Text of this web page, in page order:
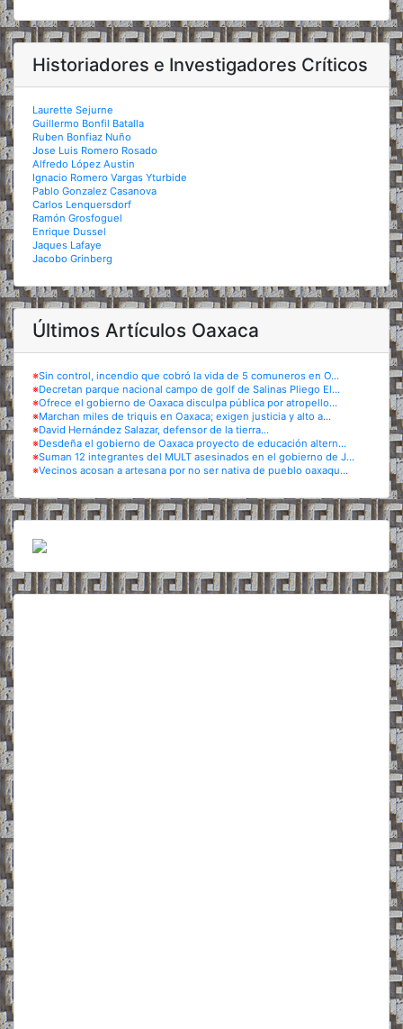
Historiadores e Investigadores Críticos
Laurette Sejurne
Guillermo Bonfil Batalla
Ruben Bonfiaz Nuño
Jose Luis Romero Rosado
Alfredo López Austin
Ignacio Romero Vargas Yturbide
Pablo Gonzalez Casanova
Carlos Lenquersdorf
Ramón Grosfoguel
Enrique Dussel
Jaques Lafaye
Jacobo Grinberg
Últimos Artículos Oaxaca
※Sin control, incendio que cobró la vida de 5 comuneros en O...
※Decretan parque nacional campo de golf de Salinas Pliego El...
※Ofrece el gobierno de Oaxaca disculpa pública por atropello...
※Marchan miles de triquis en Oaxaca; exigen justicia y alto a...
※David Hernández Salazar, defensor de la tierra...
※Desdeña el gobierno de Oaxaca proyecto de educación altern...
※Suman 12 integrantes del MULT asesinados en el gobierno de J...
※Vecinos acosan a artesana por no ser nativa de pueblo oaxaqu...